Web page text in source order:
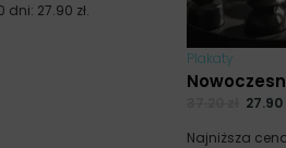
dni: 27.90 zł.
Plakaty
27.90
Najniższa